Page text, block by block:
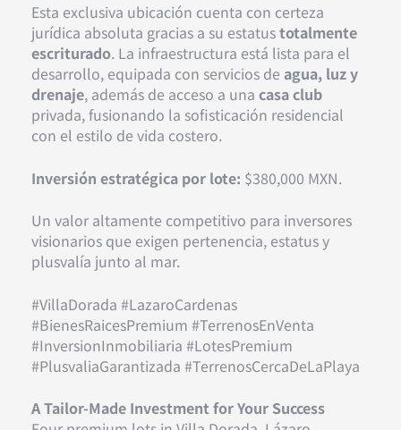
Esta exclusiva ubicación cuenta con certeza
jurídica absoluta gracias a su estatustotalmente
escriturado. La infraestructura está lista para el
desarrollo, equipada con servicios de agua, luz y
drenaje, además de acceso a una casa club
privada, fusionando la sofisticación residencial
con el estilo de vida costero.
Inversión estratégica por lote: $380,000 MXN.
Un valor altamente competitivo para inversores
visionarios que exigen pertenencia, estatus y
plusvalía junto al mar.
#VillaDorada #LazaroCardenas
#BienesRaicesPremium #TerrenosEnVenta
#InversionInmobiliaria #LotesPremium
#PlusvaliaGarantizada #TerrenosCercaDeLaPlaya
A Tailor-Made Investment for Your Success